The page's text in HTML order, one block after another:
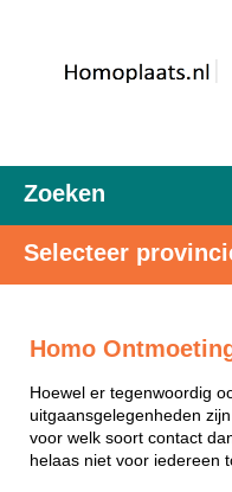
Zoeken
Selecteer
Homo
Hoewel er tegenwoordig
uitgaansgelegenheden
voor welk soort contact
helaas niet voor iedereen